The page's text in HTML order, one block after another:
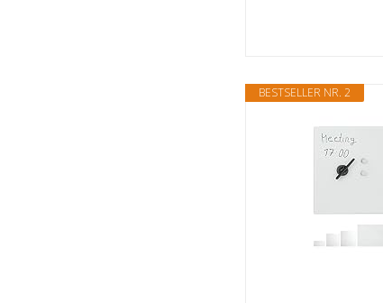
BESTSELLER NR. 2